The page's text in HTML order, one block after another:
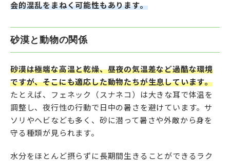
会的混乱をまねく可能性もあります。
砂漠と動物の関係
砂漠は極端な高温と乾燥、昼夜の気温差など過酷な環境
ですが、そこにも適応した動物たちが生息しています。
たとえば、フェネック（スナネコ）は大きな耳で体温を
調整し、夜行性の行動で日中の暑さを避けています。サ
ソリやヘビなども多く、砂に潜って暑さや外敵から身を
守る種類が見られます。
水分をほとんど摂らずに長期間生きることができるラク